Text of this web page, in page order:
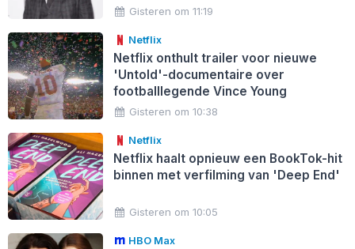
Gisteren om 11:19
Netflix
Netflix onthult trailer voor nieuwe
'Untold'-documentaire over
footballlegende Vince Young
Gisteren om 10:38
Netflix
Netflix haalt opnieuw een BookTok-hit
binnen met verfilming van 'Deep End'
Gisteren om 10:05
HBO Max